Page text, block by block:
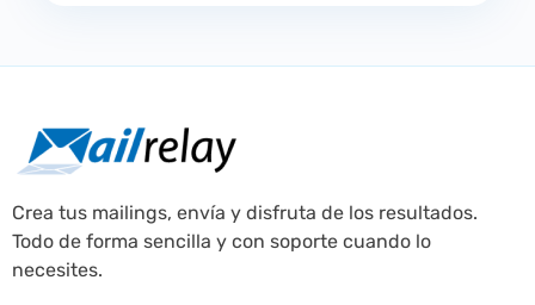
Crea tus mailings, envía y disfruta de los resultados.
Todo de forma sencilla y con soporte cuando lo
necesites.